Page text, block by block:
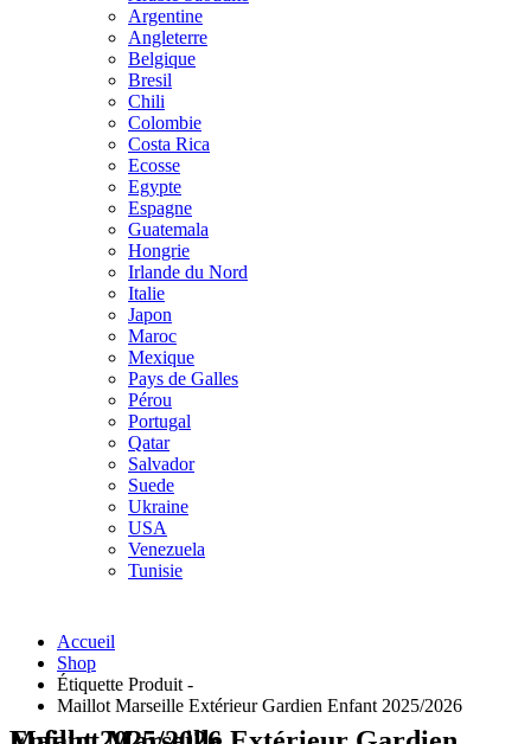
Argentine
Angleterre
Belgique
Bresil
Chili
Colombie
Costa Rica
Ecosse
Egypte
Espagne
Guatemala
Hongrie
Irlande du Nord
Italie
Japon
Maroc
Mexique
Pays de Galles
Pérou
Portugal
Qatar
Salvador
Suede
Ukraine
USA
Venezuela
Tunisie
Accueil
Shop
Étiquette Produit -
Maillot Marseille Extérieur Gardien Enfant 2025/2026